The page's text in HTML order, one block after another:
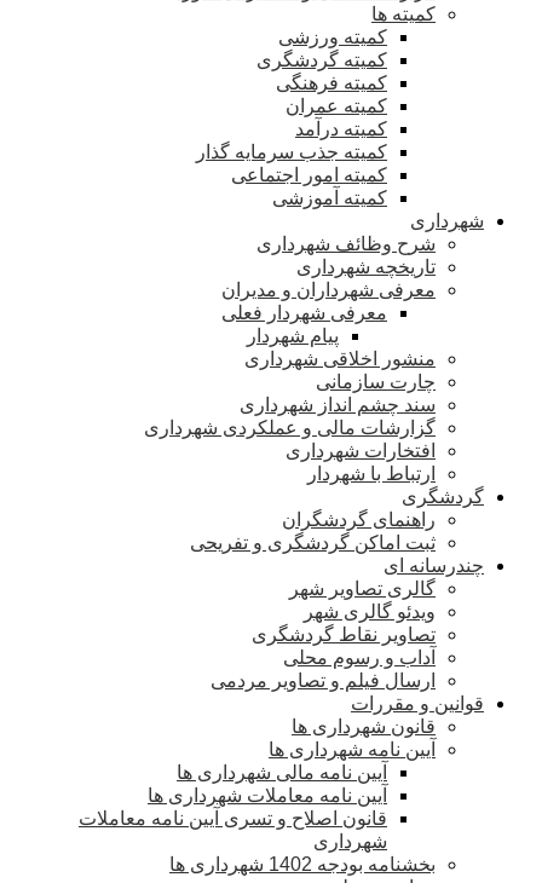
کمیته ها
کمیته ورزشی
کمیته گردشگری
کمیته فرهنگی
کمیته عمران
کمیته درآمد
کمیته جذب سرمایه گذار
کمیته امور اجتماعی
کمیته آموزشی
شهرداری
شرح وظائف شهرداری
تاریخچه شهرداری
معرفی شهرداران و مدیران
معرفی شهردار فعلی
پیام شهردار
منشور اخلاقی شهرداری
چارت سازمانی
سند چشم انداز شهرداری
گزارشات مالی و عملکردی شهرداری
افتخارات شهرداری
ارتباط با شهردار
گردشگری
راهنمای گردشگران
ثبت اماکن گردشگری و تفریحی
چندرسانه ای
گالری تصاویر شهر
ویدئو گالری شهر
تصاویر نقاط گردشگری
آداب و رسوم محلی
ارسال فیلم و تصاویر مردمی
قوانین و مقررات
قانون شهرداری ها
آیین نامه شهرداری ها
آیین نامه مالی شهرداری ها
آیین نامه معاملات شهرداری ها
قانون اصلاح و تسری آیین نامه معاملات
شهرداری
بخشنامه بودجه 1402 شهرداری ها